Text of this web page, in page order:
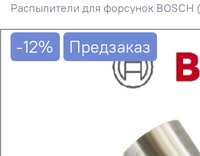
Распылители для форсунок BOSCH
-12% Предзаказ